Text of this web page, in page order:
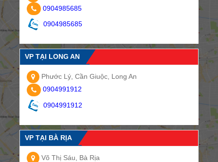
0904985685
0904985685
VP TẠI LONG AN
Phước Lý, Cần Giuộc, Long An
0904991912
0904991912
VP TẠI BÀ RỊA
Võ Thị Sáu, Bà Rịa